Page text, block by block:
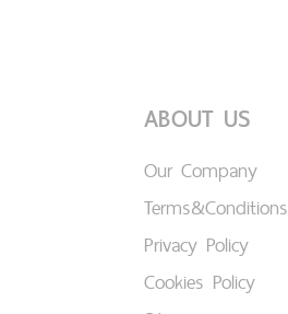
ABOUT US
Our Company
Terms&Conditions
Privacy Policy
Cookies Policy